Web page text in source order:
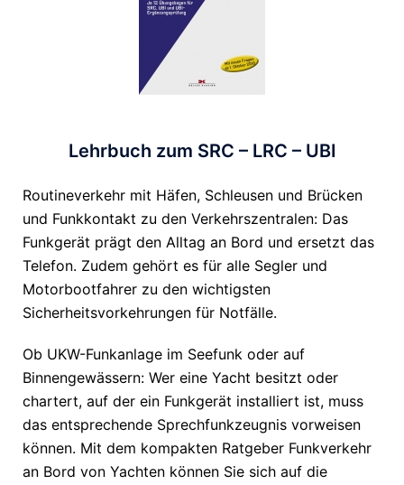
Lehrbuch zum SRC – LRC – UBI
Routineverkehr mit Häfen, Schleusen und Brücken
und Funkkontakt zu den Verkehrszentralen: Das
Funkgerät prägt den Alltag an Bord und ersetzt das
Telefon. Zudem gehört es für alle Segler und
Motorbootfahrer zu den wichtigsten
Sicherheitsvorkehrungen für Notfälle.
Ob UKW-Funkanlage im Seefunk oder auf
Binnengewässern: Wer eine Yacht besitzt oder
chartert, auf der ein Funkgerät installiert ist, muss
das entsprechende Sprechfunkzeugnis vorweisen
können. Mit dem kompakten Ratgeber Funkverkehr
an Bord von Yachten können Sie sich auf die